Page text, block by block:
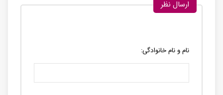
ارسال نظر
نام و نام خانوادگی: